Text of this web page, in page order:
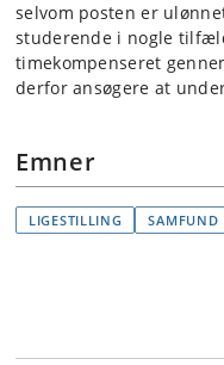
selvom posten er
studerende i nogle
timekompenseret
derfor ansøgere at
Emner
LIGESTILLING SAMFUND